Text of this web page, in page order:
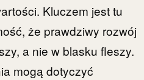
Kluczem jest tu
że prawdziwy rozwój
a nie w blasku fleszy.
mogą dotyczyć